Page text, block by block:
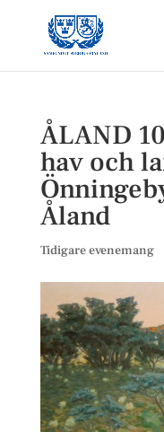
ÅLAND
hav och
Åland
Tidigare evenemang